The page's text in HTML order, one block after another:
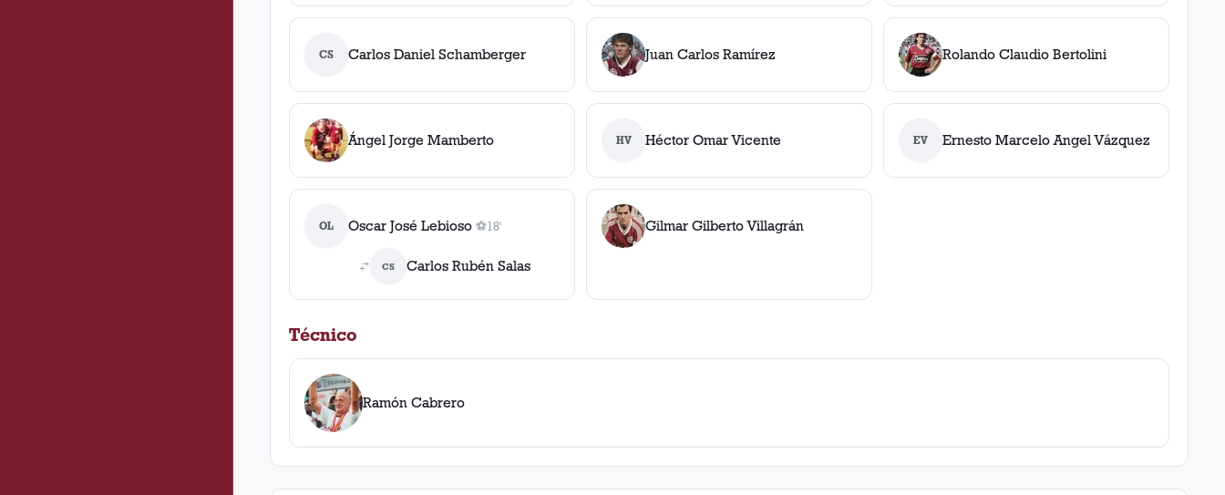
CS Carlos Daniel Schamberger Juan Carlos Ramírez Rolando Claudio Bertolini
Ángel Jorge Mamberto HV Héctor Omar Vicente EV Ernesto Marcelo Angel Vázquez
OL Oscar José Lebioso ⚽
1gol
18'
CS Carlos Rubén Salas
Gilmar Gilberto Villagrán
Técnico
Ramón Cabrero